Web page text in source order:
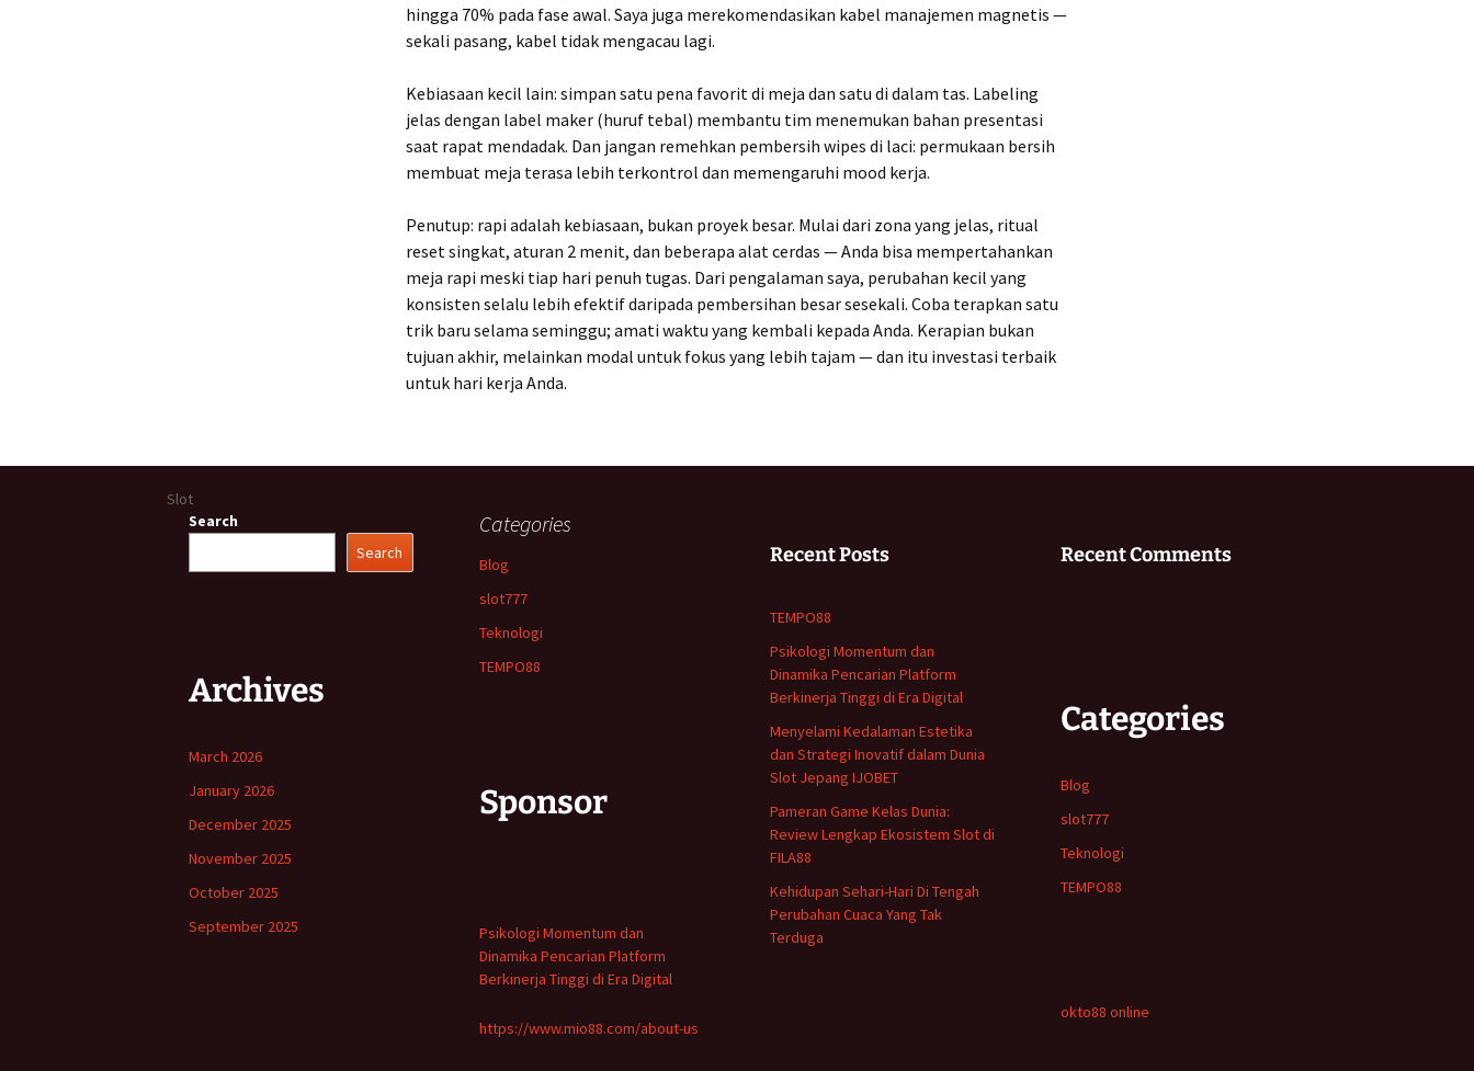
hingga 70% pada fase awal. Saya juga merekomendasikan kabel manajemen magnetis —
sekali pasang, kabel tidak mengacau lagi.
Kebiasaan kecil lain: simpan satu pena favorit di meja dan satu di dalam tas. Labeling
jelas dengan label maker (huruf tebal) membantu tim menemukan bahan presentasi
saat rapat mendadak. Dan jangan remehkan pembersih wipes di laci: permukaan bersih
membuat meja terasa lebih terkontrol dan memengaruhi mood kerja.
Penutup: rapi adalah kebiasaan, bukan proyek besar. Mulai dari zona yang jelas, ritual
reset singkat, aturan 2 menit, dan beberapa alat cerdas — Anda bisa mempertahankan
meja rapi meski tiap hari penuh tugas. Dari pengalaman saya, perubahan kecil yang
konsisten selalu lebih efektif daripada pembersihan besar sesekali. Coba terapkan satu
trik baru selama seminggu; amati waktu yang kembali kepada Anda. Kerapian bukan
tujuan akhir, melainkan modal untuk fokus yang lebih tajam — dan itu investasi terbaik
untuk hari kerja Anda.
Search
Search
Categories
Blog
slot777
Teknologi
TEMPO88
Recent Posts
TEMPO88
Psikologi Momentum dan
Dinamika Pencarian Platform
Berkinerja Tinggi di Era Digital
Menyelami Kedalaman Estetika
dan Strategi Inovatif dalam Dunia
Slot Jepang IJOBET
Pameran Game Kelas Dunia:
Review Lengkap Ekosistem Slot di
FILA88
Kehidupan Sehari-Hari Di Tengah
Perubahan Cuaca Yang Tak
Terduga
Recent Comments
Archives
March 2026
January 2026
December 2025
November 2025
October 2025
September 2025
Categories
Blog
slot777
Teknologi
TEMPO88
Sponsor
Psikologi Momentum dan
Dinamika Pencarian Platform
Berkinerja Tinggi di Era Digital
https://www.mio88.com/about-us
okto88 online
Slot